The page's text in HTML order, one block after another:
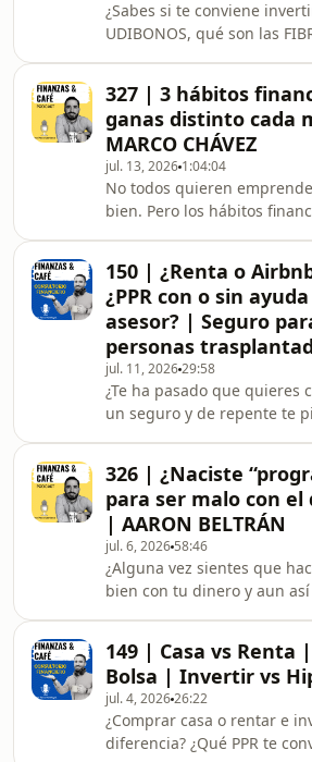
descubrirás:Cómo Adrián
entrenar por diversión a
profesionalmente, y qué
reales implicó (incluyendo
¿Sabes si te conviene
UDIBONOS, qué son las
Financiero respondo tres
me mandó la comunidad.En
episodio platicamos:Cómo
UDIBONOS desde
opción menos conocida: a
aseguradoras)Qué son las
cuáles son las más
México y cómo invertir en e
327 | 3 hábitos
ganas distinto cada
MARCO CHÁVEZ
jul. 13, 2026 1:04:04
No todos quieren
bien. Pero los hábitos
años funcionan igual de
trabajas en una empresa y
siempre lo mismo cada
este episodio platicamos:Por
prefiere juntar colchón antes
cualquier gasto fuerte, en
pedir un créditoCómo
personal solo con su sue
150 | ¿Renta o
¿PPR con o sin
asesor? | Seguro
personas
jul. 11, 202629:58
¿Te ha pasado que quieres
un seguro y de repente te
sabes si conviene más en
tradicional o en Airbnb?
maneja la contratación de
para personas
respondemos tres
de la comunidad.En este
hablamos de:Si es
tus datos para contratar
326 | ¿Naciste
para ser malo con el
| AARON BELTRÁN
jul. 6, 2026 58:46
¿Alguna vez sientes que
bien con tu dinero y aun
patrones heredados,
emocionales o hasta la
de los planetas el día que
este episodio recibo de
Beltrán, astrólogo y
149 | Casa vs Renta |
Bolsa | Invertir vs
jul. 4, 202626:22
¿Comprar casa o rentar e
diferencia? ¿Qué PPR te